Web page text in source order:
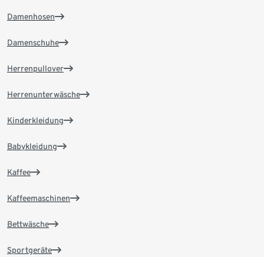
Damenhosen
Damenschuhe
Herrenpullover
Herrenunterwäsche
Kinderkleidung
Babykleidung
Kaffee
Kaffeemaschinen
Bettwäsche
Sportgeräte